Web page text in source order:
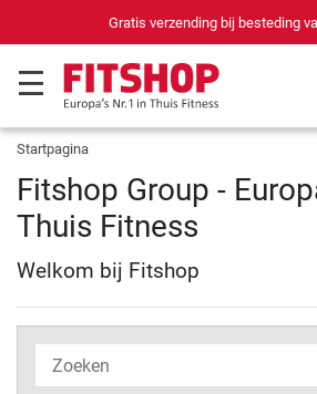
Gratis verzending bij besteding
Startpagina
Fitshop Group -
Thuis Fitness
Welkom bij Fitshop